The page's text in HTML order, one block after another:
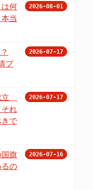
は何
当
2026-08-01
プ
2026-07-17
立
れ
で
2026-07-17
旗
の
2026-07-16